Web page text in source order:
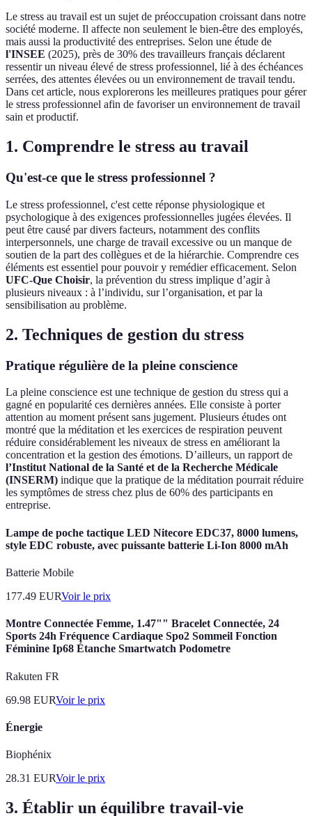
Le stress au travail est un sujet de préoccupation croissant dans notre
société moderne. Il affecte non seulement le bien-être des employés,
mais aussi la productivité des entreprises. Selon une étude de
l'INSEE (2025), près de 30% des travailleurs français déclarent
ressentir un niveau élevé de stress professionnel, lié à des échéances
serrées, des attentes élevées ou un environnement de travail tendu.
Dans cet article, nous explorerons les meilleures pratiques pour gérer
le stress professionnel afin de favoriser un environnement de travail
sain et productif.
1. Comprendre le stress au travail
Qu'est-ce que le stress professionnel ?
Le stress professionnel, c'est cette réponse physiologique et
psychologique à des exigences professionnelles jugées élevées. Il
peut être causé par divers facteurs, notamment des conflits
interpersonnels, une charge de travail excessive ou un manque de
soutien de la part des collègues et de la hiérarchie. Comprendre ces
éléments est essentiel pour pouvoir y remédier efficacement. Selon
UFC-Que Choisir, la prévention du stress implique d’agir à
plusieurs niveaux : à l’individu, sur l’organisation, et par la
sensibilisation au problème.
2. Techniques de gestion du stress
Pratique régulière de la pleine conscience
La pleine conscience est une technique de gestion du stress qui a
gagné en popularité ces dernières années. Elle consiste à porter
attention au moment présent sans jugement. Plusieurs études ont
montré que la méditation et les exercices de respiration peuvent
réduire considérablement les niveaux de stress en améliorant la
concentration et la gestion des émotions. D’ailleurs, un rapport de
l’Institut National de la Santé et de la Recherche Médicale
(INSERM) indique que la pratique de la méditation pourrait réduire
les symptômes de stress chez plus de 60% des participants en
entreprise.
Lampe de poche tactique LED Nitecore EDC37, 8000 lumens,
style EDC robuste, avec puissante batterie Li-Ion 8000 mAh
Batterie Mobile
177.49 EURVoir le prix
Montre Connectée Femme, 1.47"" Bracelet Connectée, 24
Sports 24h Fréquence Cardiaque Spo2 Sommeil Fonction
Féminine Ip68 Étanche Smartwatch Podometre
Rakuten FR
69.98 EURVoir le prix
Énergie
Biophénix
28.31 EURVoir le prix
3. Établir un équilibre travail-vie